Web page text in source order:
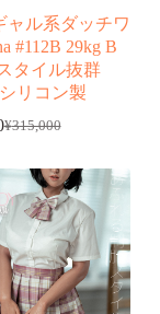
ャル系ダッチワ
#112B 29kg B
タイル抜群
リコン製
¥315,000
価
で
の
¥283,500